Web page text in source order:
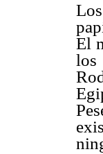
El
los